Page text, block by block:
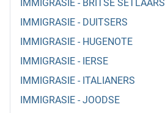
IMMIGRASIE - BRITSE SETLAARS
IMMIGRASIE - DUITSERS
IMMIGRASIE - HUGENOTE
IMMIGRASIE - IERSE
IMMIGRASIE - ITALIANERS
IMMIGRASIE - JOODSE